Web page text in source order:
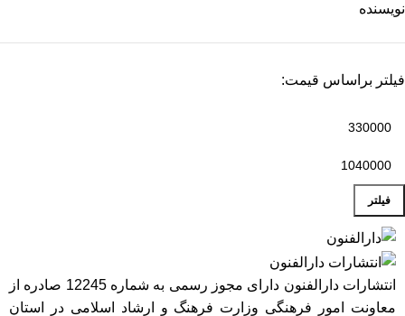
نویسنده
فیلتر براساس قیمت:
فیلتر
انتشارات دارالفنون دارای مجوز رسمی به شماره 12245 صادره از
معاونت امور فرهنگی وزارت فرهنگ و ارشاد اسلامی در استان